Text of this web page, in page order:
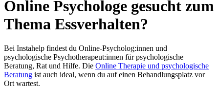
Online Psychologe gesucht zum
Thema Essverhalten?
Bei Instahelp findest du Online-Psycholog:innen und
psychologische Psychotherapeut:innen für psychologische
Beratung, Rat und Hilfe. Die Online Therapie und psychologische
Beratung ist auch ideal, wenn du auf einen Behandlungsplatz vor
Ort wartest.